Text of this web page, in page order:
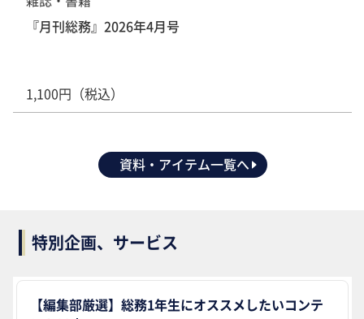
『月刊総務』2026年4月号
1,100円（税込）
資料・アイテム一覧へ
特別企画、サービス
【編集部厳選】総務1年生にオススメしたいコンテ